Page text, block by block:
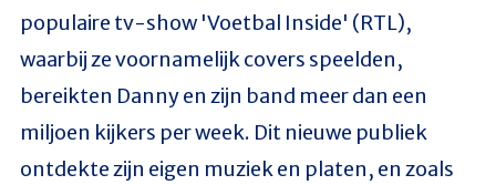
populaire tv-show 'Voetbal Inside' (RTL),
waarbij ze voornamelijk covers speelden,
bereikten Danny en zijn band meer dan een
miljoen kijkers per week. Dit nieuwe publiek
ontdekte zijn eigen muziek en platen, en zoals